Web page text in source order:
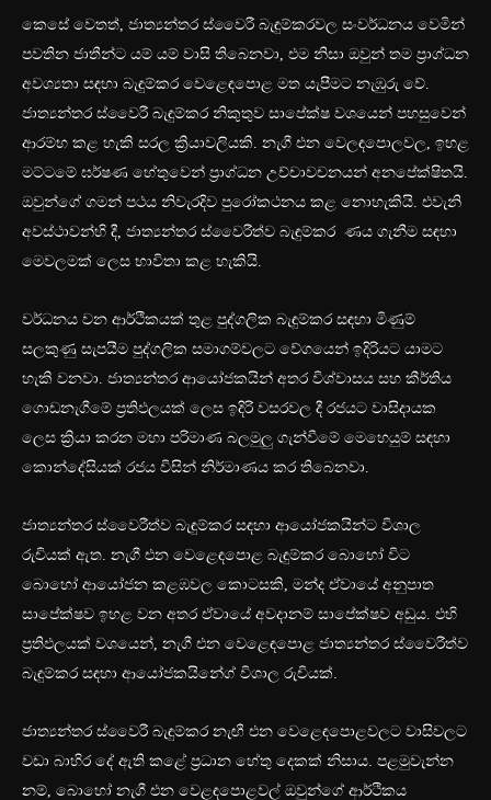
කෙසේ වෙතත්, ජාත්‍යන්තර ස්වෛරී බැඳුම්කරවල සංවර්ධනය වෙමින්
පවතින ජාතීන්ට යම් යම් වාසි තිබෙනවා, එම නිසා ඔවුන් තම ප්‍රාග්ධන
අවශ්‍යතා සඳහා බැඳුම්කර වෙළෙඳපොළ මත යැපීමට නැඹුරු වේ.
ජාත්‍යන්තර ස්වෛරී බැඳුම්කර නිකුතුව සාපේක්ෂ වශයෙන් පහසුවෙන්
ආරම්භ කළ හැකි සරල ක්‍රියාවලියකි. නැගී එන වෙලඳපොලවල, ඉහළ
මට්ටමේ ඝර්ෂණ හේතුවෙන් ප්‍රාග්ධන උච්චාවචනයන් අනපේක්ෂිතයි.
ඔවුන්ගේ ගමන් පථය නිවැරදිව පුරෝකථනය කළ නොහැකියි. එවැනි
අවස්ථාවන්හි දී, ජාත්‍යන්තර ස්වෛරීත්ව බැඳුම්කර ණය ගැනීම සඳහා
මෙවලමක් ලෙස භාවිතා කළ හැකියි.
වර්ධනය වන ආර්ථිකයක් තුළ පුද්ගලික බැඳුම්කර සඳහා මිණුම්
සලකුණු සැපයීම පුද්ගලික සමාගම්වලට වේගයෙන් ඉදිරියට යාමට
හැකි වනවා. ජාත්‍යන්තර ආයෝජකයින් අතර විශ්වාසය සහ කීර්තිය
ගොඩනැගීමේ ප්‍රතිඵලයක් ලෙස ඉදිරි වසරවල දී රජයට වාසිදායක
ලෙස ක්‍රියා කරන මහා පරිමාණ බලමුලු ගැන්වීමේ මෙහෙයුම් සඳහා
කොන්දේසියක් රජය විසින් නිර්මාණය කර තිබෙනවා.
ජාත්‍යන්තර ස්වෛරීත්ව බැඳුම්කර සඳහා ආයෝජකයින්ට විශාල
රුචියක් ඇත. නැගී එන වෙළෙඳපොළ බැඳුම්කර බොහෝ විට
බොහෝ ආයෝජන කළඹවල කොටසකි, මන්ද ඒවායේ අනුපාත
සාපේක්ෂව ඉහළ වන අතර ඒවායේ අවදානම් සාපේක්ෂව අඩුය. එහි
ප්‍රතිඵලයක් වශයෙන්, නැගී එන වෙළෙඳපොළ ජාත්‍යන්තර ස්වෛරීත්ව
බැඳුම්කර සඳහා ආයෝජකයින්‍ගේ විශාල ‍රුචියක්.
ජාත්‍යන්තර ස්වෛරී බැඳුම්කර නැඟී එන වෙළෙඳපොළවලට වාසිවලට
වඩා බාහිර දේ ඇති කළේ ප්‍රධාන හේතු දෙකක් නිසාය. පළමුවැන්න
නම්, බොහෝ නැගී එන වෙළඳපොළවල් ඔවුන්ගේ ආර්ථිකය